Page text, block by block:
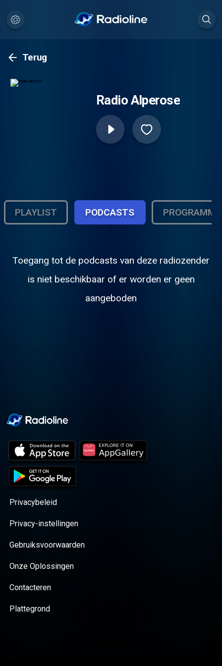
Terug
Radio Alperose
PLAYLIST PODCASTS PROGRAMMA
Toegang tot de podcasts van deze radiozender
is niet beschikbaar of er worden er geen
aangeboden
Privacybeleid
Privacy-instellingen
Gebruiksvoorwaarden
Onze Oplossingen
Contacteren
Plattegrond